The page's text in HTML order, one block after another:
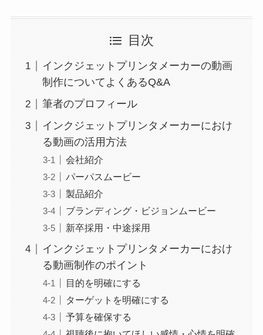
目次
インクジェットプリンタメーカーの動画
制作についてよくあるQ&A
筆者のプロフィール
インクジェットプリンタメーカーにおけ
る動画の活用方法
会社紹介
パーパスムービー
製品紹介
ブランディング・ビジョンムービー
新卒採用・中途採用
インクジェットプリンタメーカーにおけ
る動画制作のポイント
目的を明確にする
ターゲットを明確にする
予算を確保する